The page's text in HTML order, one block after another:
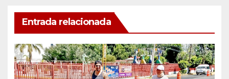
Entrada relacionada